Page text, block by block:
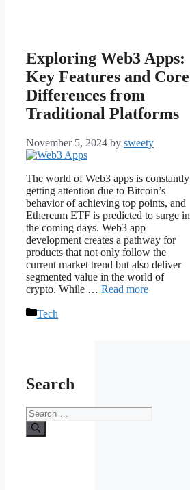
Exploring Web3 Apps:
Key Features and Core
Differences from
Traditional Platforms
November 5, 2024 by sweety
The world of Web3 apps is constantly
getting attention due to Bitcoin’s
behavior of achieving top points, and
Ethereum ETF is predicted to surge in
the coming days. Web3 app
development creates a pathway for
products that not only follow the
current market trend but also deliver
segmented value in the world of
crypto. While … Read more
Categories
Tech
Search
Search
for: